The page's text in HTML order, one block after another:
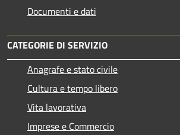
Documenti e dati
CATEGORIE DI SERVIZIO
Anagrafe e stato civile
Cultura e tempo libero
Vita lavorativa
Imprese e Commercio